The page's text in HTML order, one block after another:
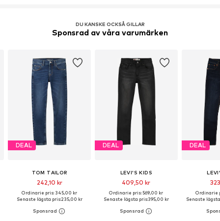
DU KANSKE OCKSÅ GILLAR
Sponsrad av våra varumärken
DEAL
TOM TAILOR
242,10 kr
Ordinarie pris: 345,00 kr
Senaste lägsta pris:235,00 kr
DEAL
LEVI'S KIDS
409,50 kr
Ordinarie pris: 569,00 kr
Senaste lägsta pris:395,00 kr
DEAL
Ordinarie
Senaste